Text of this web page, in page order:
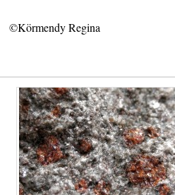
©Körmendy Regina